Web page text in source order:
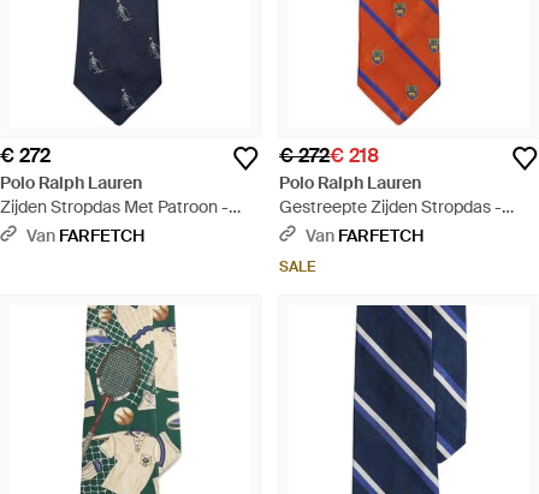
€ 272
Polo Ralph Lauren
Zijden Stropdas Met Patroon -
Blauw
Van FARFETCH
€ 272€ 218
Polo Ralph Lauren
Gestreepte Zijden Stropdas -
RoodVan FARFETCH
SALE